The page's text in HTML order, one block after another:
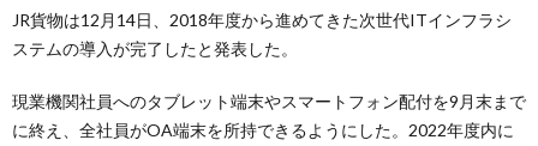
JR貨物は12月14日、2018年度から進めてきた次世代ITインフラシ
ステムの導入が完了したと発表した。
現業機関社員へのタブレット端末やスマートフォン配付を9月末まで
に終え、全社員がOA端末を所持できるようにした。2022年度内に